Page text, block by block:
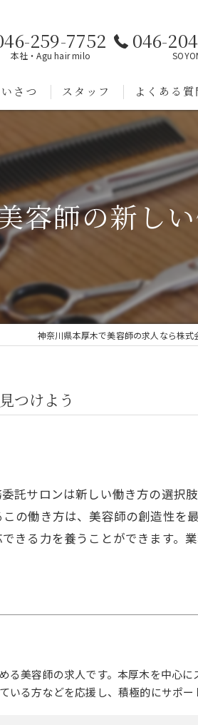
259-7752
本社・Agu hair milo
046-
さつ スタッフ よくある質
容師の新し
神奈川県本厚木で美容師の求人なら株式
つけよう
託サロンは新しい働き方の選択
の働き方は、美容師の創造性を
きる力を養うことができます。
る美容師の求人です。本厚木を中心
いる方などを応援し、積極的にサポー